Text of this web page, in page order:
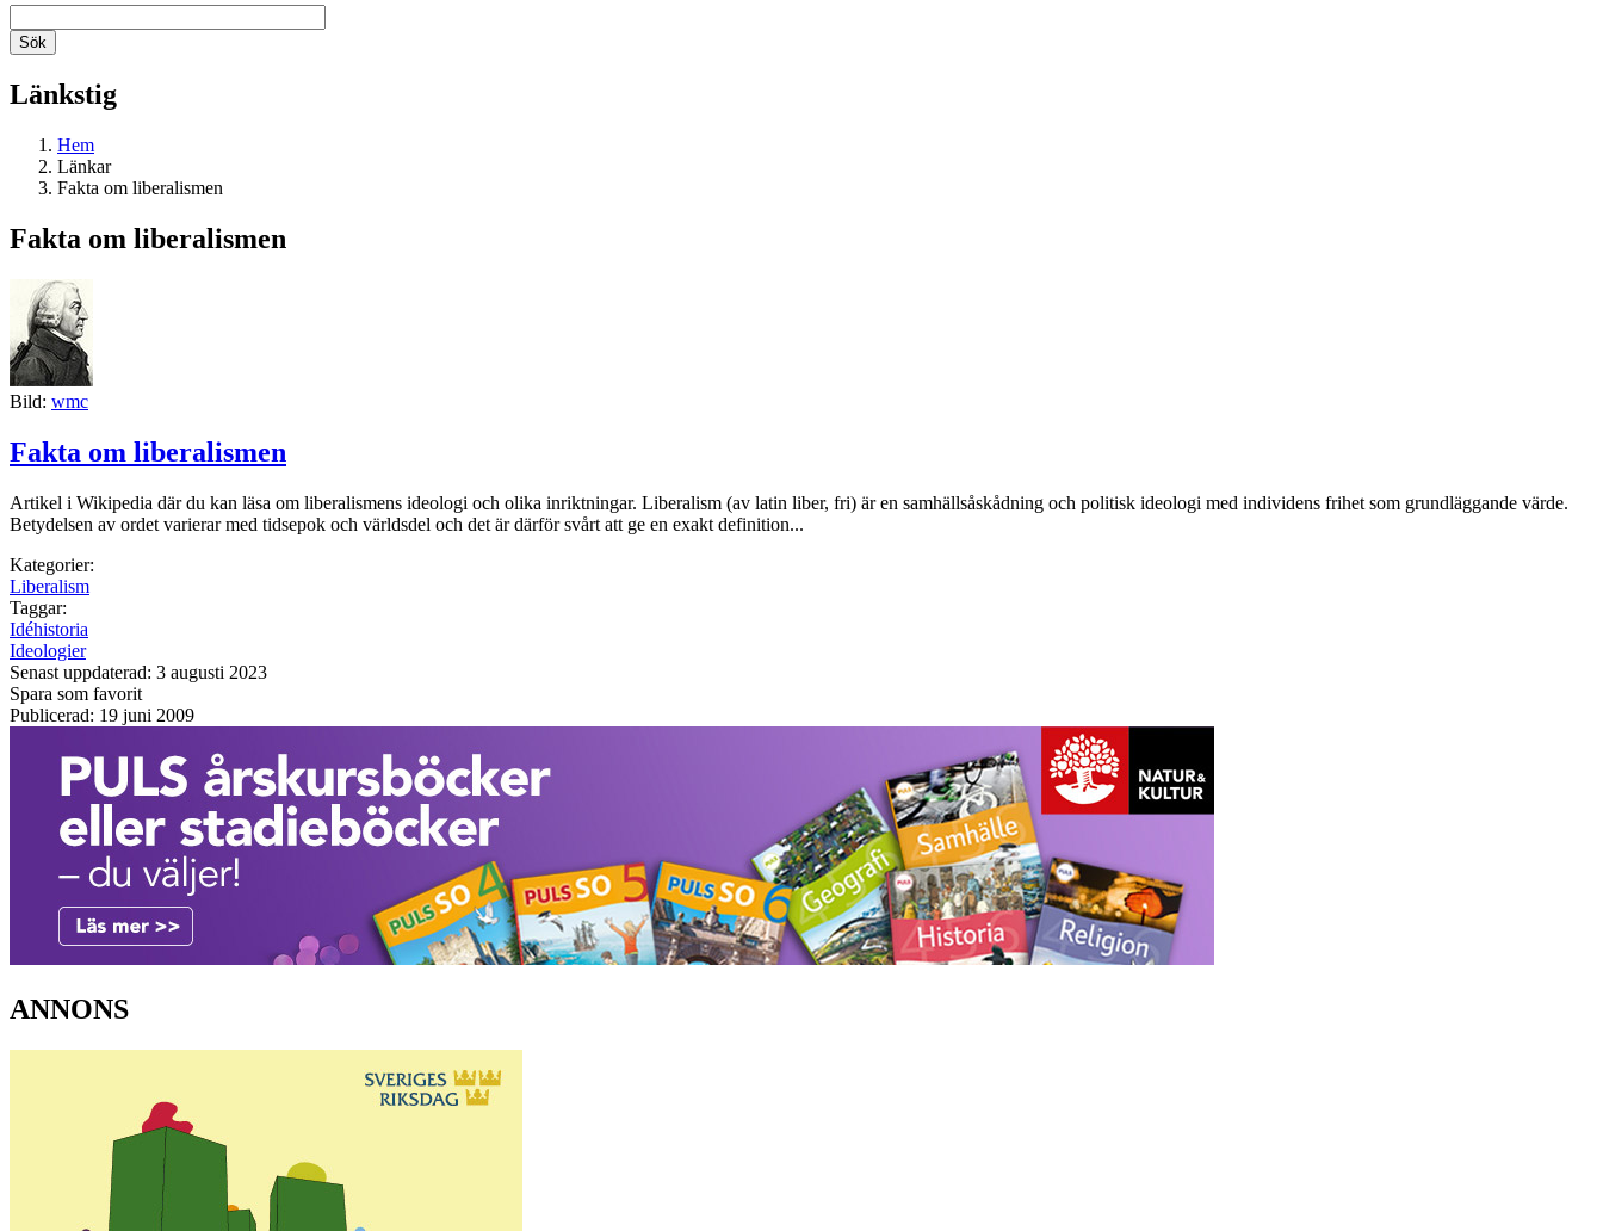
Länkstig
Hem
Länkar
Fakta om liberalismen
Fakta om liberalismen
Bild: wmc
Fakta om liberalismen
Artikel i Wikipedia där du kan läsa om liberalismens ideologi och olika inriktningar. Liberalism (av latin liber, fri) är en samhällsåskådning och politisk ideologi med individens frihet som grundläggande värde.
Betydelsen av ordet varierar med tidsepok och världsdel och det är därför svårt att ge en exakt definition...
Kategorier:
Liberalism
Taggar:
Idéhistoria
Ideologier
Senast uppdaterad: 3 augusti 2023
Spara som favorit
Publicerad: 19 juni 2009
ANNONS